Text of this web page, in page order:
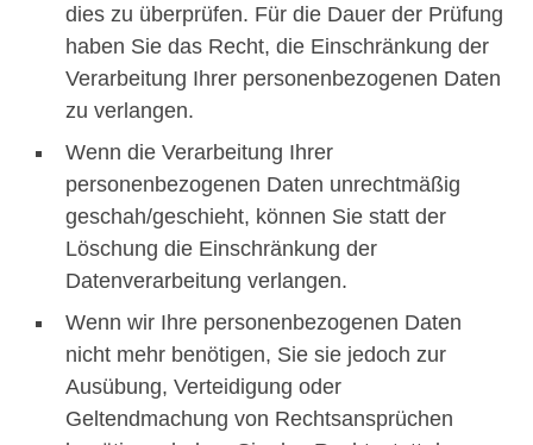
dies zu überprüfen. Für die Dauer der Prüfung
haben Sie das Recht, die Einschränkung der
Verarbeitung Ihrer personenbezogenen Daten
zu verlangen.
Wenn die Verarbeitung Ihrer
personenbezogenen Daten unrechtmäßig
geschah/geschieht, können Sie statt der
Löschung die Einschränkung der
Datenverarbeitung verlangen.
Wenn wir Ihre personenbezogenen Daten
nicht mehr benötigen, Sie sie jedoch zur
Ausübung, Verteidigung oder
Geltendmachung von Rechtsansprüchen